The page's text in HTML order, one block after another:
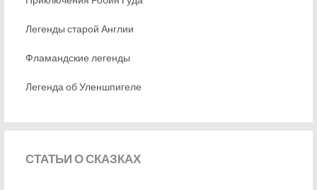
Легенды старой Англии
Фламандские легенды
Легенда об Уленшпигеле
СТАТЬИО СКАЗКАХ